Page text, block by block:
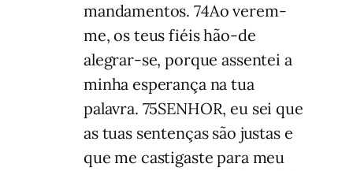
mandamentos. 74Ao verem-
me, os teus fiéis hão-de
alegrar-se, porque assentei a
minha esperança na tua
palavra. 75SENHOR, eu sei que
as tuas sentenças são justas e
que me castigaste para meu